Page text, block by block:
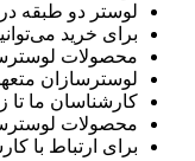
لوستر دو طبقه
برای خرید
محصولات
لوسترسازان
کارشناسان ما
محصولات
برای ارتباط با کارشناسان